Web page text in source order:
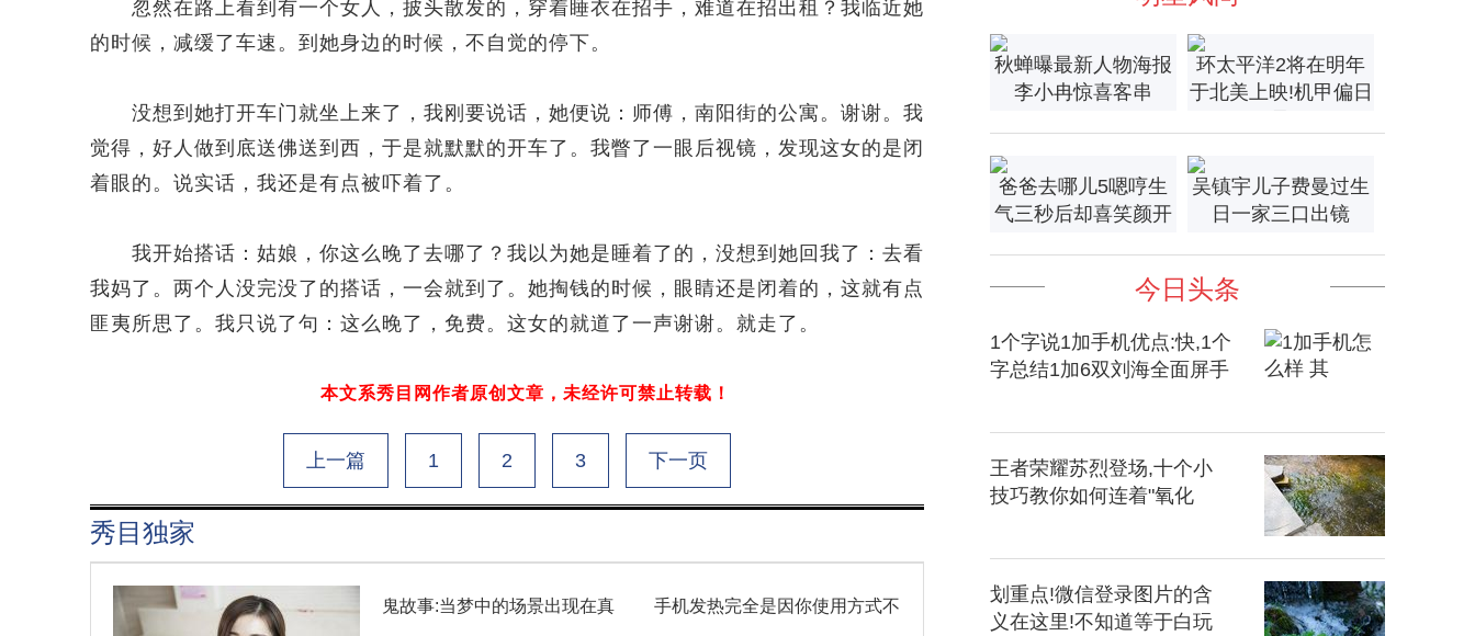
忽然在路上看到有一个女人，披头散发的，穿着睡衣在招手，难道在招出租？我临近她
的时候，减缓了车速。到她身边的时候，不自觉的停下。
没想到她打开车门就坐上来了，我刚要说话，她便说：师傅，南阳街的公寓。谢谢。我
觉得，好人做到底送佛送到西，于是就默默的开车了。我瞥了一眼后视镜，发现这女的是闭
着眼的。说实话，我还是有点被吓着了。
我开始搭话：姑娘，你这么晚了去哪了？我以为她是睡着了的，没想到她回我了：去看
我妈了。两个人没完没了的搭话，一会就到了。她掏钱的时候，眼睛还是闭着的，这就有点
匪夷所思了。我只说了句：这么晚了，免费。这女的就道了一声谢谢。就走了。
本文系秀目网作者原创文章，未经许可禁止转载！
上一篇 1 2 3 下一页
秀目独家
鬼故事:当梦中的场景出现在真 手机发热完全是因你使用方式不
秋蝉曝最新人物海报
李小冉惊喜客串
环太平洋2将在明年
于北美上映!机甲偏日
爸爸去哪儿5嗯哼生
气三秒后却喜笑颜开
吴镇宇儿子费曼过生
日一家三口出镜
今日头条
1个字说1加手机优点:快,1个
字总结1加6双刘海全面屏手
王者荣耀苏烈登场,十个小
技巧教你如何连着"氧化
划重点!微信登录图片的含
义在这里!不知道等于白玩